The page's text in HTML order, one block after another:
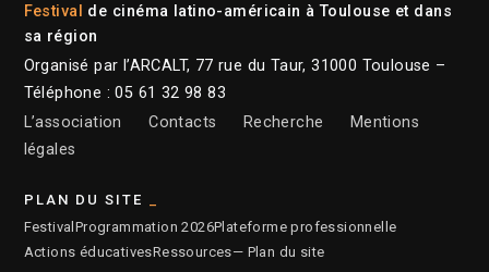
Festival de cinéma latino-américain à Toulouse et dans
sa région
Organisé par l’ARCALT, 77 rue du Taur, 31000 Toulouse –
Téléphone : 05 61 32 98 83
L’association
Contacts Recherche
Mentions
légales
PLAN DU SITE
Festival Programmation 2026Plateforme professionnelle
Actions éducativesRessources— Plan du site